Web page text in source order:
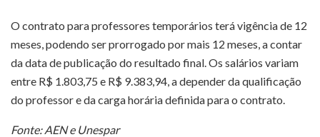
O contrato para professores temporários terá vigência de 12
meses, podendo ser prorrogado por mais 12 meses, a contar
da data de publicação do resultado final. Os salários variam
entre R$ 1.803,75 e R$ 9.383,94, a depender da qualificação
do professor e da carga horária definida para o contrato.
Fonte: AEN e Unespar